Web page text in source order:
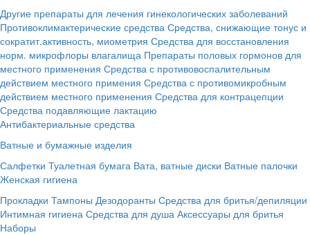
Другие препараты для лечения гинекологических заболеваний
Противоклимактерические средства Средства, снижающие тонус и
сократит.активность, миометрия Средства для восстановления
норм. микрофлоры влагалища Препараты половых гормонов для
местного применения Средства с противовоспалительным
действием местного примения Средства с противомикробным
действием местного применения Средства для контрацепции
Средства подавляющие лактацию
Антибактериальные средства
Ватные и бумажные изделия
Салфетки Туалетная бумага Вата, ватные диски Ватные палочки
Женская гигиена
Прокладки Тампоны Дезодоранты Средства для бритья/депиляции
Интимная гигиена Средства для душа Аксессуары для бритья
Наборы